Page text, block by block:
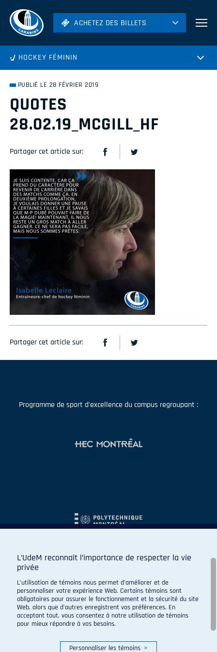
ACHETEZ DES BILLETS
Hockey
ACHETEZ DES BILLETS
HOCKEY FÉMININ
PUBLIÉ LE 28 FÉVRIER 2019
QUOTES
28.02.19_MCGILL_HF
Partager cet article sur:
Partager cet article sur:
Programme de sport d'excellence du campus regroupant :
L’UdeM reconnaît l’importance de respecter la vie
privée
L’utilisation de témoins nous permet d’améliorer et de
personnaliser votre expérience Web. Certains témoins sont
obligatoires pour assurer le fonctionnement et la sécurité du site
Web, alors que d’autres enregistrent vos préférences. En
acceptant tout, vous consentez à notre utilisation de témoins
pour mieux répondre à vos besoins.
Personnaliser les témoins >